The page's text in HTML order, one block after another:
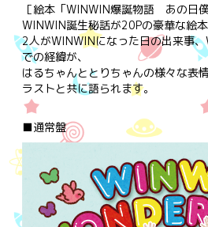
［絵本「WINWIN爆誕物語 あの日
WINWIN誕生秘話が20Pの豪華な絵本
2人がWINWINになった日の出来事
での経緯が、
はるちゃんととりちゃんの様々な表
ラストと共に語られます。
■通常盤